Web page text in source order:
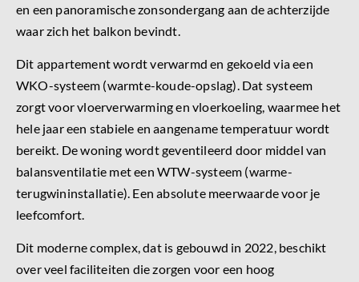
en een panoramische zonsondergang aan de achterzijde
waar zich het balkon bevindt.
Dit appartement wordt verwarmd en gekoeld via een
WKO-systeem (warmte-koude-opslag). Dat systeem
zorgt voor vloerverwarming en vloerkoeling, waarmee het
hele jaar een stabiele en aangename temperatuur wordt
bereikt. De woning wordt geventileerd door middel van
balansventilatie met een WTW-systeem (warme-
terugwininstallatie). Een absolute meerwaarde voor je
leefcomfort.
Dit moderne complex, dat is gebouwd in 2022, beschikt
over veel faciliteiten die zorgen voor een hoog